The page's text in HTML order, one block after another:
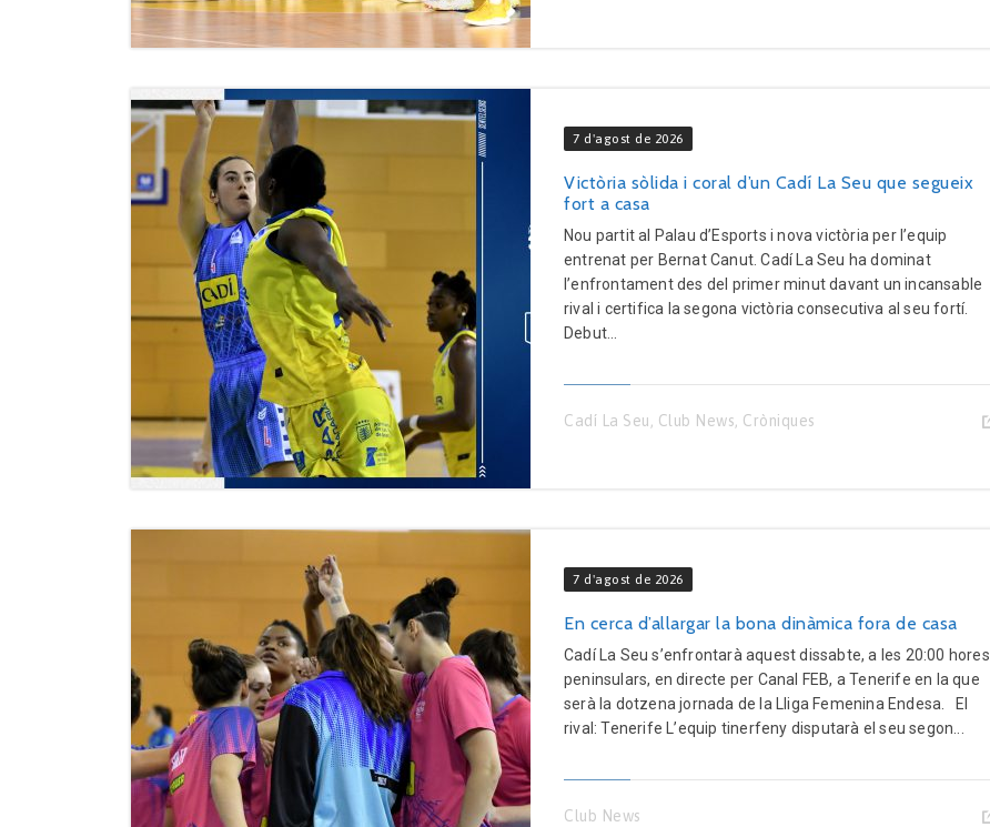
7 d'agost de 2026
Victòria sòlida i coral d’un Cadí La Seu que segueix
fort a casa
Nou partit al Palau d’Esports i nova victòria per l’equip
entrenat per Bernat Canut. Cadí La Seu ha dominat
l’enfrontament des del primer minut davant un incansable
rival i certifica la segona victòria consecutiva al seu fortí.
Debut...
Cadí La Seu Club News Cròniques
7 d'agost de 2026
En cerca d’allargar la bona dinàmica fora de casa
Cadí La Seu s’enfrontarà aquest dissabte, a les 20:00 hores
peninsulars, en directe per Canal FEB, a Tenerife en la que
serà la dotzena jornada de la Lliga Femenina Endesa. El
rival: Tenerife L’equip tinerfeny disputarà el seu segon...
Club News